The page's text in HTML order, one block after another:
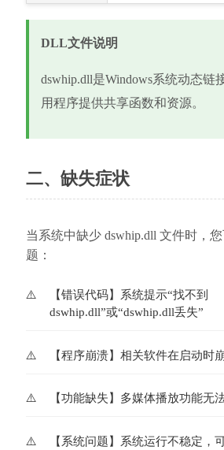
DLL文件说明
dswhip.dll是Windows系统动态链
用程序提供共享函数和资源。
二、缺失症状
当系统中缺少 dswhip.dll 文件时，
题：
【错误代码】系统提示“找不到
dswhip.dll”或“dswhip.dll丢失”
【程序崩溃】相关软件在启动时
【功能缺失】多媒体播放功能无
【系统问题】系统运行不稳定，